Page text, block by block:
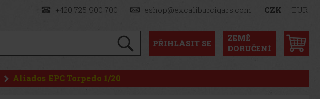
+420 725 900 700 eshop@excaliburcigars.com CZK EUR
PŘIHLÁSIT SE
ZEMĚ
DORUČENÍ
Aliados EPC Torpedo 1/20